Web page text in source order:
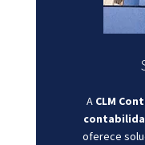
A CLM
oferece